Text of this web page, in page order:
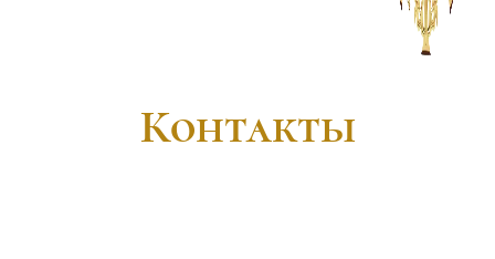
Контакты